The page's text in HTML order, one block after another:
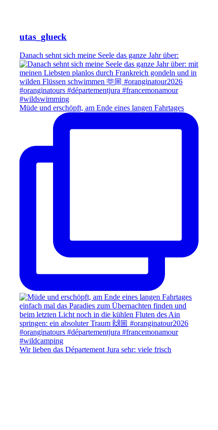
utas_glueck
Danach sehnt sich meine Seele das ganze Jahr über:
Müde und erschöpft, am Ende eines langen Fahrtages
Wir lieben das Département Jura sehr: viele frisch